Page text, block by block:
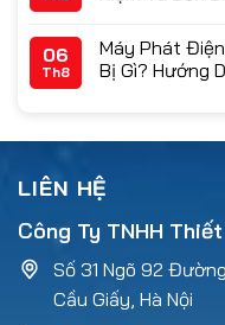
06
Th8
Máy Phát
Bị Gì? Hướng
LIÊN HỆ
Công Ty TNHH
Số 31 Ngõ 92
Cầu Giấy, Hà Nội